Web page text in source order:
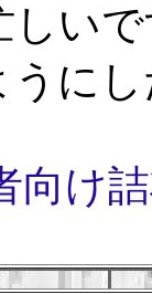
しい
に
向け